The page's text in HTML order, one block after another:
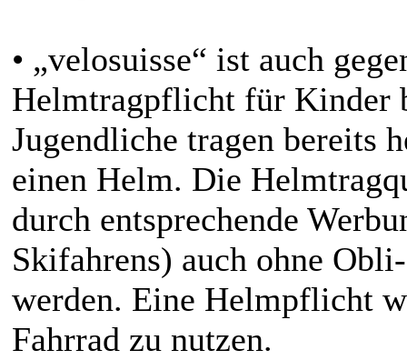
• „velosuisse“ ist auch
Helmtragpflicht für Kinder
Jugendliche tragen bereits
einen Helm. Die
durch entsprechende
Skifahrens) auch ohne
werden. Eine Helmpflicht
Fahrrad zu nutzen.